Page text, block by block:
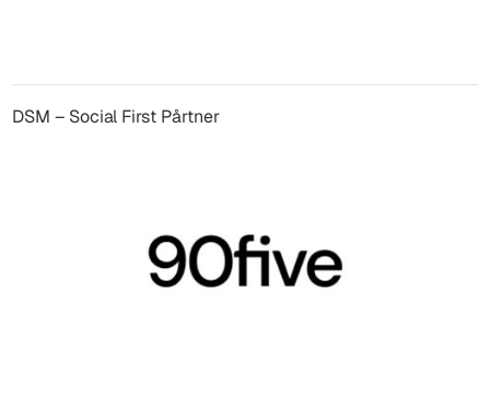
DSM – Social First Pårtner